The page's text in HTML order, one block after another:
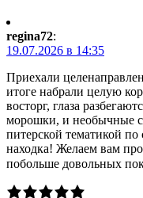
regina72:
19.07.2026 в 14:35
Приехали
итоге набрали целую
восторг, глаза
морошки, и необычные
питерской тематикой
находка! Желаем вам
побольше довольных